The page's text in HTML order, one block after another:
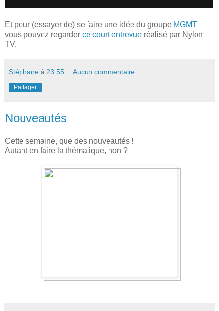
Et pour (essayer de) se faire une idée du groupe MGMT,
vous pouvez regarder ce court entrevue réalisé par Nylon
TV.
Stéphane à 23:55 Aucun commentaire:
Partager
Nouveautés
Cette semaine, que des nouveautés !
Autant en faire la thématique, non ?